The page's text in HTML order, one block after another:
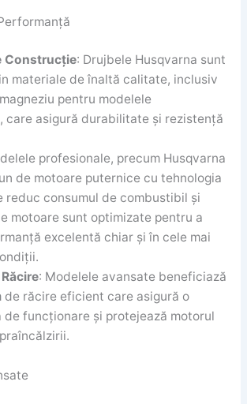
Construcție: Drujbele Husqvarna sunt
materiale de înaltă calitate, inclusiv
pentru modelele
care asigură durabilitate și rezistență
profesionale, precum Husqvarna
de motoare puternice cu tehnologia
reduc consumul de combustibil și
motoare sunt optimizate pentru a
excelentă chiar și în cele mai
: Modelele avansate beneficiază
de răcire eficient care asigură o
de funcționare și protejează motorul